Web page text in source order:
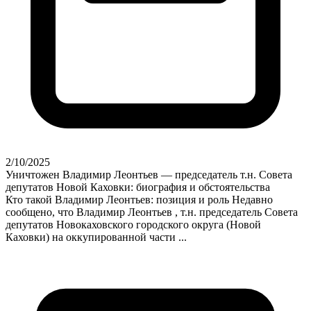
2/10/2025
Уничтожен Владимир Леонтьев — председатель т.н. Совета
депутатов Новой Каховки: биография и обстоятельства
Кто такой Владимир Леонтьев: позиция и роль Недавно
сообщено, что Владимир Леонтьев , т.н. председатель Совета
депутатов Новокаховского городского округа (Новой
Каховки) на оккупированной части ...